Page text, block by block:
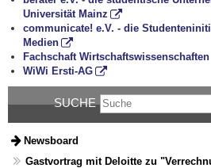
Universität Mainz
communicate! e.V. - die
Medien
Fachschaft Wirtschaftswissenschaften
WiWi Ersti-AG
SUCHE
Newsboard
Gastvortrag mit Deloitte zu